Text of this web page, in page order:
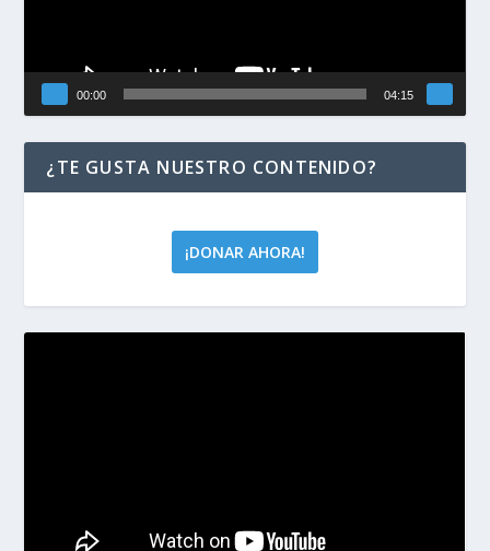
00:00 04:15
¿TE GUSTA NUESTRO CONTENIDO?
¡DONAR AHORA!